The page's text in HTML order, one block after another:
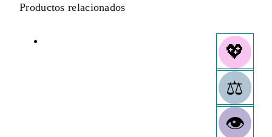
Productos relacionados